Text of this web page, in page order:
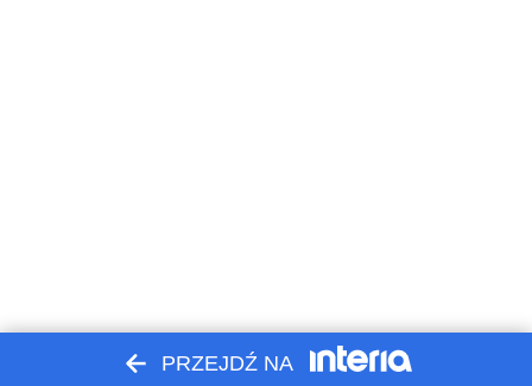
PRZEJDŹ NA